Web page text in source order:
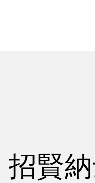
招賢